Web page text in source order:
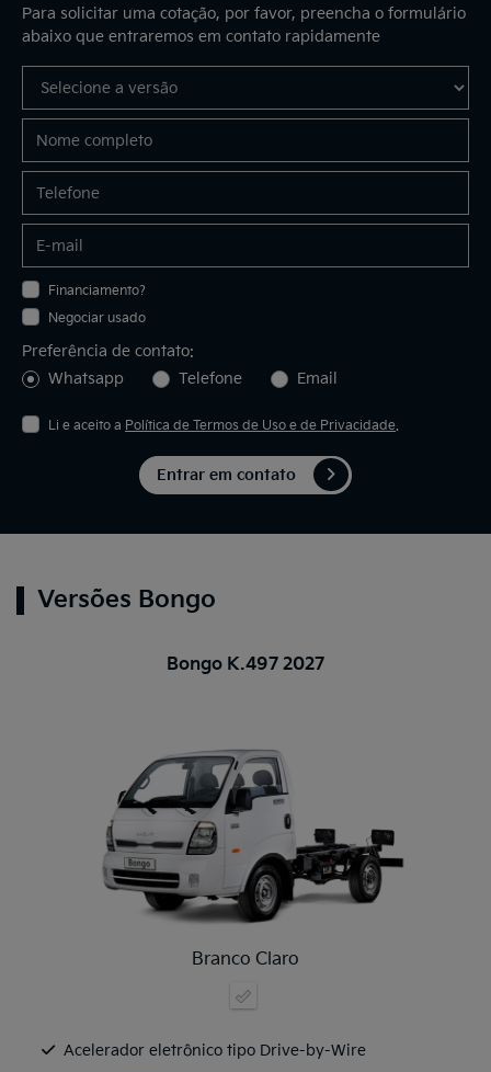
Para solicitar uma cotação, por favor, preencha o formulário
abaixo que entraremos em contato rapidamente
Financiamento?
Negociar usado
Preferência de contato:
Whatsapp
Telefone Email
Li e aceito a Política de Termos de Uso e de Privacidade.
Entrar em contato
Versões Bongo
Bongo K.497 2027
Branco Claro
Acelerador eletrônico tipo Drive-by-Wire